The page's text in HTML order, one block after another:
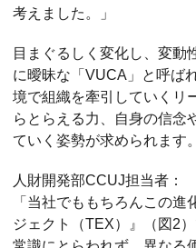
考えました。」
目まぐるしく変化し、変動
に曖昧な「VUCA」と呼ば
境で組織を牽引していくリ
らとらえる力、自身の信念
ていく姿勢が求められます。
人財開発部CCUJ担当者：
「当社でももちろんこの
ジェクト（TEX）』（図2